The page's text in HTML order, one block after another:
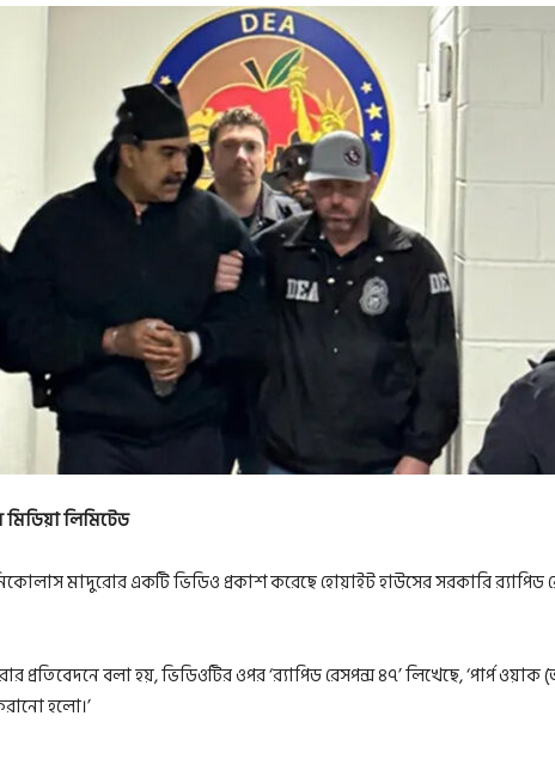
লিমিটেড
মাদুরোর একটি ভিডিও প্রকাশ করেছে হোয়াইট হাউসের সরকারি র‍্যাপিড
বলা হয়, ভিডিওটির ওপর ‘র‍্যাপিড রেসপন্স ৪৭’ লিখেছে, ‘পার্প ওয়াক
হলো।’